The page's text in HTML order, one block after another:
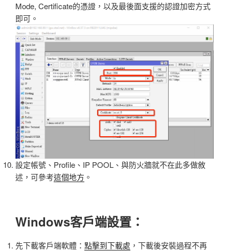
Mode, Certificate的憑證，以及最後面支援的認證加密方式
即可。
設定帳號、Profile、IP POOL、與防火牆就不在此多做敘
述，可參考這個地方 。
Windows客戶端設置：
先下載客戶端軟體： 點擊到下載處 ，下載後安裝過程不再